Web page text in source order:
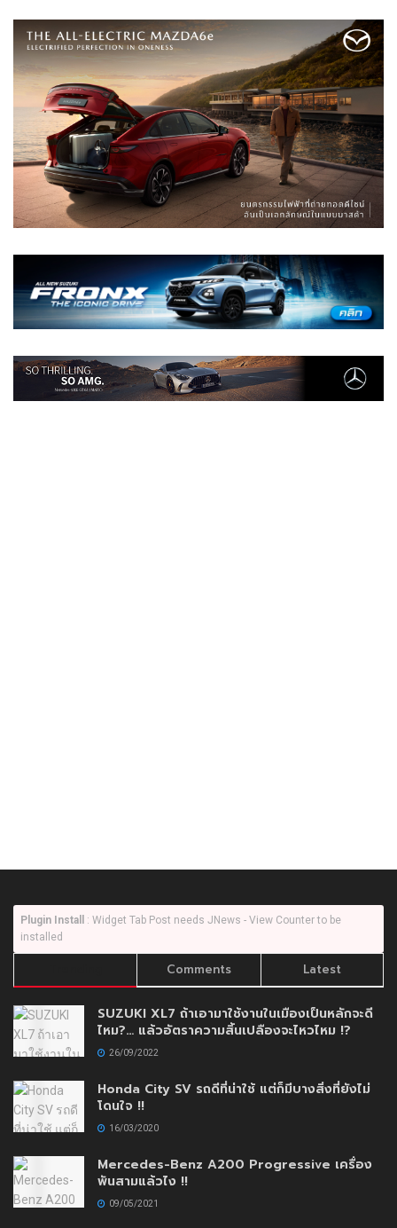
Plugin Install
: Widget Tab Post needs JNews - View Counter to be
installed
Comments Latest
SUZUKI XL7 ถ้าเอามาใช้งานในเมืองเป็นหลักจะดี
ไหม?… แล้วอัตราความสิ้นเปลืองจะไหวไหม !?
26/09/2022
Honda City SV รถดีที่น่าใช้ แต่ก็มีบางสิ่งที่ยังไม่
โดนใจ !!
16/03/2020
Mercedes-Benz A200 Progressive เครื่อง
พันสามแล้วไง !!
09/05/2021